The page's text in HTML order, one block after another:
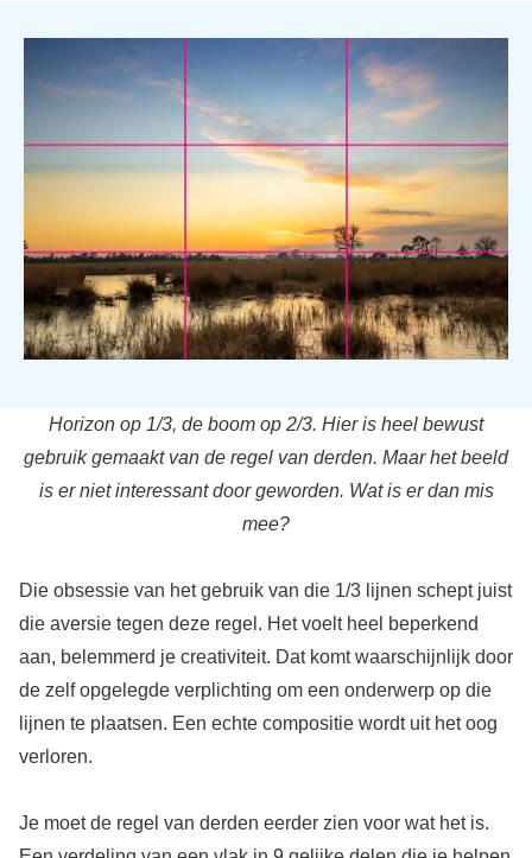
Horizon op 1/3, de boom op 2/3. Hier is heel bewust
gebruik gemaakt van de regel van derden. Maar het beeld
is er niet interessant door geworden. Wat is er dan mis
mee?
Die obsessie van het gebruik van die 1/3 lijnen schept juist
die aversie tegen deze regel. Het voelt heel beperkend
aan, belemmerd je creativiteit. Dat komt waarschijnlijk door
de zelf opgelegde verplichting om een onderwerp op die
lijnen te plaatsen. Een echte compositie wordt uit het oog
verloren.
Je moet de regel van derden eerder zien voor wat het is.